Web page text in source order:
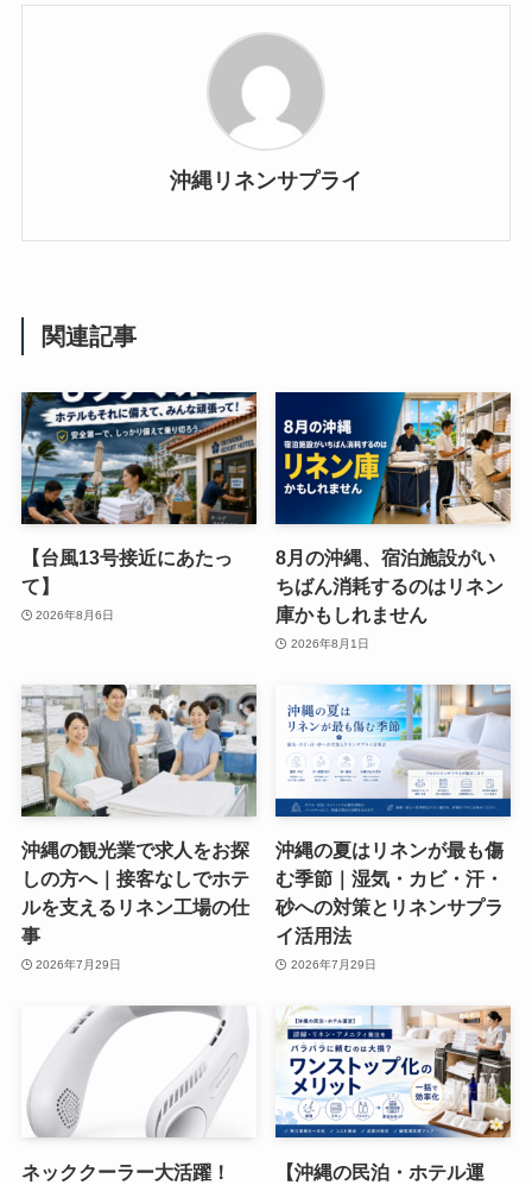
沖縄リネンサプライ
関連記事
【台風13号接近にあたっ
て】
2026年8月6日
8月の沖縄、宿泊施設がい
ちばん消耗するのはリネン
庫かもしれません
2026年8月1日
沖縄の観光業で求人をお探
しの方へ｜接客なしでホテ
ルを支えるリネン工場の仕
事
2026年7月29日
沖縄の夏はリネンが最も傷
む季節｜湿気・カビ・汗・
砂への対策とリネンサプラ
イ活用法
2026年7月29日
ネッククーラー大活躍！
【沖縄の民泊・ホテル運